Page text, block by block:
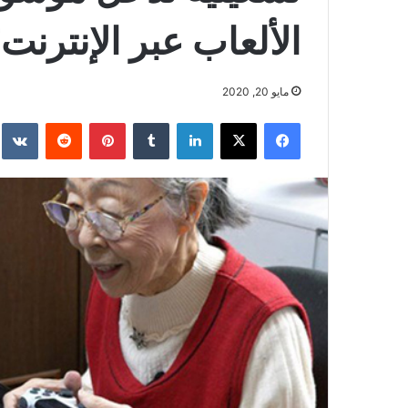
الألعاب عبر
مايو 20, 2020
فيسبوك ‫X لينكدإن بينتيريست